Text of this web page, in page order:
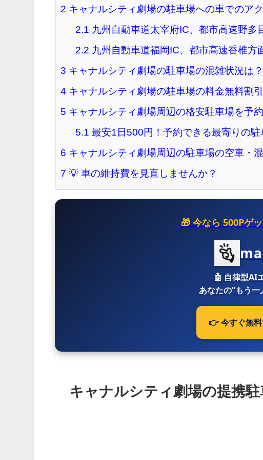
2 キャナルシティ劇場の駐車場への車でのア
2.1 九州自動車道太宰府IC、都市高速野多
2.2 九州自動車道福岡IC、都市高速香椎方
3 キャナルシティ劇場の駐車場の混雑状況は？
4 キャナルシティ劇場の駐車場の料金無料割
5 キャナルシティ劇場周辺の格安駐車場を予
5.1 最安1日500円！予約できる最寄りの駐
6 キャナルシティ劇場周辺の駐車場の空車・
7 💡 車の維持費を見直しませんか？
🎁 今なら 500Pゲ
🤖 自律型AI
あなたの“もう
👉 今すぐ無
キャナルシティ劇場の提携駐